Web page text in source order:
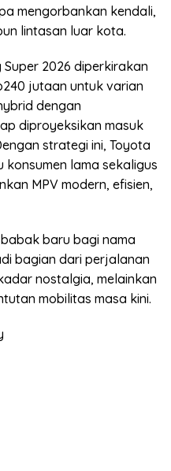
mengorbankan kendali,
lintasan luar kota.
2026 diperkirakan
jutaan untuk varian
dengan
diproyeksikan masuk
strategi ini, Toyota
lama sekaligus
MPV modern, efisien,
baru bagi nama
bagian dari perjalanan
nostalgia, melainkan
mobilitas masa kini.